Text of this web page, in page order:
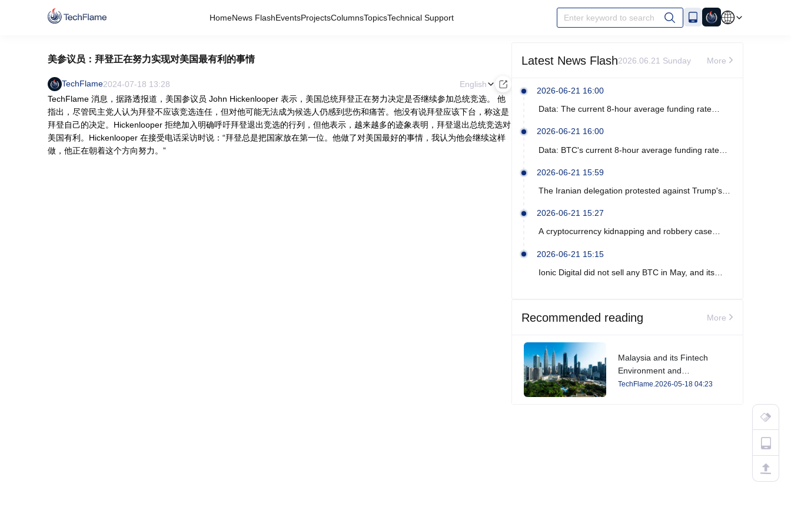
HomeNews FlashEventsProjectsColumnsTopicsTechnical Support Enter keyword to search
美参议员：拜登正在努力实现对美国最有利的事情
TechFlame2024-07-18 13:28
English
TechFlame 消息，据路透报道，美国参议员 John Hickenlooper 表示，美国总统拜登正在努力决定是否继续参加总统竞选。 他
指出，尽管民主党人认为拜登不应该竞选连任，但对他可能无法成为候选人仍感到悲伤和痛苦。他没有说拜登应该下台，称这是
拜登自己的决定。Hickenlooper 拒绝加入明确呼吁拜登退出竞选的行列，但他表示，越来越多的迹象表明，拜登退出总统竞选对
美国有利。Hickenlooper 在接受电话采访时说：“拜登总是把国家放在第一位。他做了对美国最好的事情，我认为他会继续这样
做，他正在朝着这个方向努力。”
Latest News Flash2026.06.21 Sunday More
2026-06-21 16:00
Data: The current 8-hour average funding rate
2026-06-21 16:00
Data: BTC's current 8-hour average funding rate
2026-06-21 15:59
The Iranian delegation protested against Trump's
2026-06-21 15:27
A cryptocurrency kidnapping and robbery case
arrests.
2026-06-21 15:15
Ionic Digital did not sell any BTC in May, and its
Recommended reading More
Malaysia and its Fintech
Environment and
Developments in 2026
TechFlame.2026-05-18 04:23